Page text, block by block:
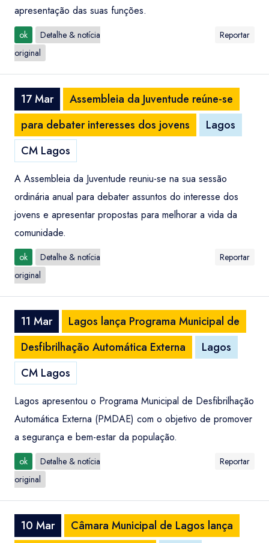
apresentação das suas funções.
ok
Detalhe & notícia
original
Reportar
17 Mar
Assembleia da Juventude reúne-se
para debater interesses dos jovens
Lagos
CM Lagos
A Assembleia da Juventude reuniu-se na sua sessão
ordinária anual para debater assuntos do interesse dos
jovens e apresentar propostas para melhorar a vida da
comunidade.
ok
Detalhe & notícia
original
Reportar
11 Mar
Lagos lança Programa Municipal de
Desfibrilhação Automática Externa
Lagos
CM Lagos
Lagos apresentou o Programa Municipal de Desfibrilhação
Automática Externa (PMDAE) com o objetivo de promover
a segurança e bem-estar da população.
ok
Detalhe & notícia
original
Reportar
10 Mar
Câmara Municipal de Lagos lança